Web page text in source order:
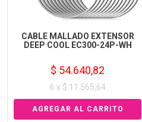
CABLE MALLADO EXTENSOR
DEEP COOL EC300-24P-WH
$ 54.640,82
6 x $ 11.565,64